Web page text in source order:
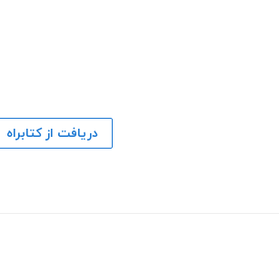
دریافت از کتابراه